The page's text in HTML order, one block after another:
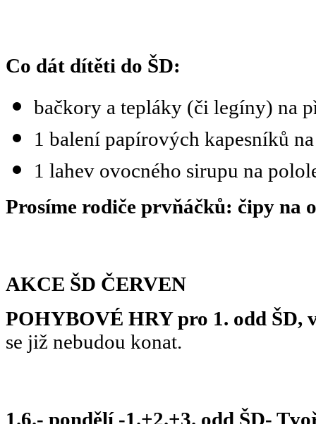
Co dát dítěti do ŠD:
bačkory a tepláky (či legíny) na
1 balení papírových kapesníků
1 lahev ovocného sirupu na
Prosíme rodiče prvňáčků: čipy na
AKCE ŠD ČERVEN
POHYBOVÉ HRY pro 1. odd ŠD,
se již nebudou konat.
1.6.- pondělí -1.+2.+3. odd ŠD-